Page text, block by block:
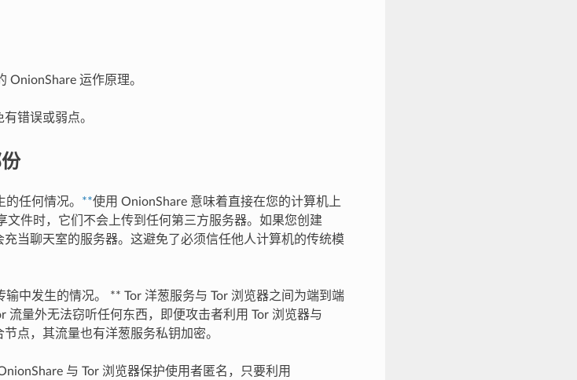
OnionShare 运作原理。
错误或弱点。
任何情况。 **使用 OnionShare 意味着直接在您的计算机上
文件时，它们不会上传到任何第三方服务器。如果您创建
当聊天室的服务器。这避免了必须信任他人计算机的传统模
输中发生的情况。 ** Tor 洋葱服务与 Tor 浏览器之间为端到端
流量外无法窃听任何东西，即便攻击者利用 Tor 浏览器与
点，其流量也有洋葱服务私钥加密。
与 Tor 浏览器保护使用者匿名，只要利用